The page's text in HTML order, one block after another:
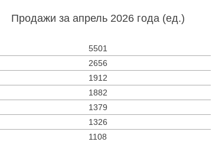
Продажи за апрель 2026 года (ед.)
5501
2656
1912
1882
1379
1326
1108